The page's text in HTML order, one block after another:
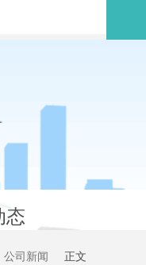
态
公司新闻 正文